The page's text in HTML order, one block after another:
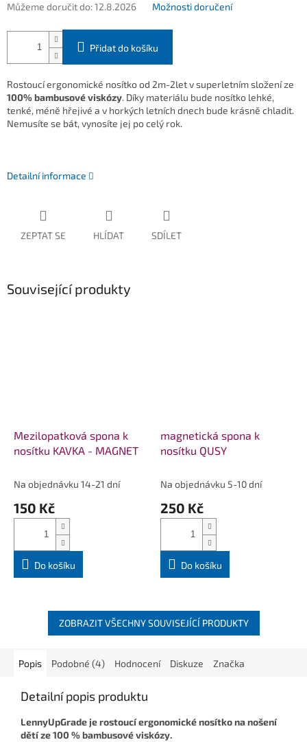
Můžeme doručit do:12.8.2026 Možnosti doručení
Přidat do košíku
Rostoucí ergonomické nosítko od 2m-2let v superletním složení ze
100% bambusové viskózy. Díky materiálu bude nosítko lehké,
tenké, méně hřejivé a v horkých letních dnech bude krásně chladit.
Nemusíte se bát, vynosíte jej po celý rok.
Detailní informace
ZEPTAT SE HLÍDAT SDÍLET
Související produkty
Mezilopatková spona k
nosítku KAVKA - MAGNET
Na objednávku 14-21 dní
150 Kč
Do košíku
magnetická spona k
nosítku QUSY
Na objednávku 5-10 dní
250 Kč
Do košíku
ZOBRAZIT VŠECHNY SOUVISEJÍCÍ PRODUKTY
Popis Podobné (4) Hodnocení Diskuze Značka
Detailní popis produktu
LennyUpGrade jerostoucí ergonomické nosítko na nošení
dětí ze100 % bambusové viskózy.